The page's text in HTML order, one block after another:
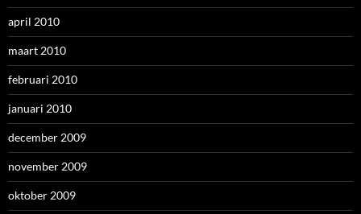
april 2010
maart 2010
februari 2010
januari 2010
december 2009
november 2009
oktober 2009